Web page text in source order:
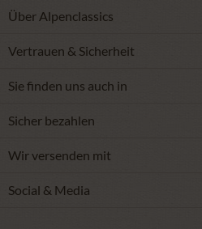
Über Alpenclassics
Vertrauen & Sicherheit
Sie finden uns auch in
Sicher bezahlen
Wir versenden mit
Social & Media